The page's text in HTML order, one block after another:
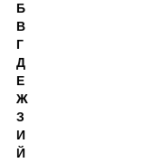
Б
В
Г
Д
Е
Ж
З
И
Й